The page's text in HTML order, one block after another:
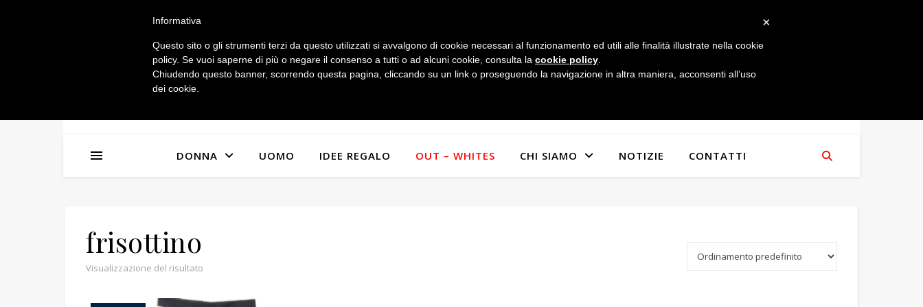
IL MIO ACCOUNT
DONNA UOMO IDEE REGALO OUT – WHITES CHI SIAMO NOTIZIE CONTATTI
frisottino
Visualizzazione del risultato
×
Informativa
Questo sito o gli strumenti terzi da questo utilizzati si avvalgono di cookie necessari al funzionamento ed utili alle finalità illustrate nella cookie
policy. Se vuoi saperne di più o negare il consenso a tutti o ad alcuni cookie, consulta la cookie policy
Chiudendo questo banner, scorrendo questa pagina, cliccando su un link o proseguendo la navigazione in altra maniera, acconsenti all’uso
dei cookie.